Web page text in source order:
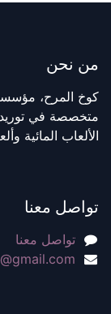
من نحن
متخصصة في توريد
الألعاب المائية
تواصل معنا
تواصل معنا